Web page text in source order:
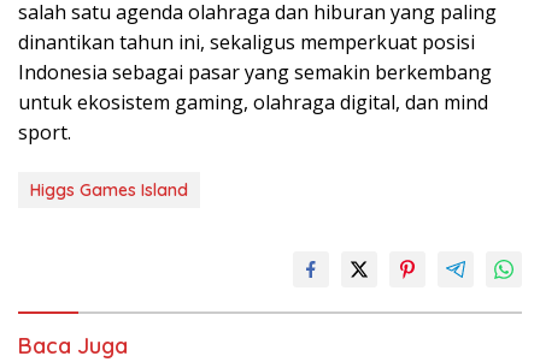
salah satu agenda olahraga dan hiburan yang paling
dinantikan tahun ini, sekaligus memperkuat posisi
Indonesia sebagai pasar yang semakin berkembang
untuk ekosistem gaming, olahraga digital, dan mind
sport.
Higgs Games Island
Baca Juga